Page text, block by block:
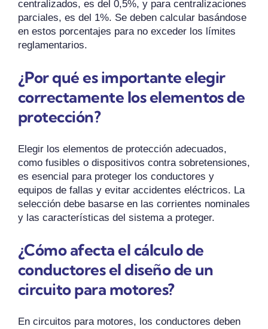
centralizados, es del 0,5%, y para centralizaciones
parciales, es del 1%. Se deben calcular basándose
en estos porcentajes para no exceder los límites
reglamentarios.
¿Por qué es importante elegir
correctamente los elementos de
protección?
Elegir los elementos de protección adecuados,
como fusibles o dispositivos contra sobretensiones,
es esencial para proteger los conductores y
equipos de fallas y evitar accidentes eléctricos. La
selección debe basarse en las corrientes nominales
y las características del sistema a proteger.
¿Cómo afecta el cálculo de
conductores el diseño de un
circuito para motores?
En circuitos para motores, los conductores deben